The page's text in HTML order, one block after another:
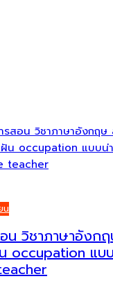
น
น วิชาภาษาอังก
occupation แบ